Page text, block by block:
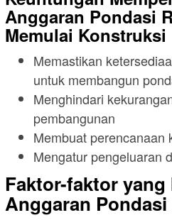
Anggaran Pondasi
Memulai Konstruksi
Memastikan
untuk membangun
Menghindari
pembangunan
Membuat perencanaan
Mengatur pengeluaran
Faktor-faktor
Anggaran Pondasi